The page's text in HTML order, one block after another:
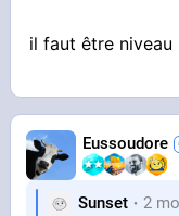
il faut être
Eussoudore
Sunset 2